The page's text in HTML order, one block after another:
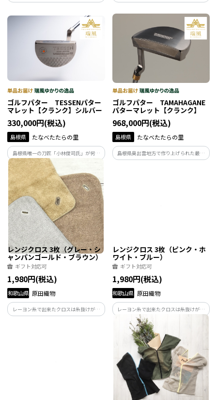
級の”玉鋼鋼材”は、日本屈指のパター職
も折り返し鍛錬した玉鋼鋼材をフェイス
にインサートしました。
ゴルフパター TESSENパター
マレット【クランク】シルバー
330,000円(税込)
島根県 たなべたたらの里
島根県唯一の刀匠「小林俊司氏」が何度
も折り返し鍛錬した玉鋼鋼材をフェイス
にインサートしました。
ゴルフパター TAMAHAGANE
パターマレット【クランク】
968,000円(税込)
島根県 たなべたたらの里
島根県奥出雲地方で作り上げられた最高
級の”玉鋼鋼材”は、日本屈指のパター職
レンジクロス 3枚（グレー・シ
ャンパンゴールド・ブラウン）
ギフト対応可
1,980円(税込)
和歌山県 原田織物
レーヨン糸で出来たクロスは糸抜けが無
く、異物混入の心配がなく、何よりも水
レンジクロス 3枚（ピンク・ホ
ワイト・ブルー）
ギフト対応可
1,980円(税込)
和歌山県 原田織物
レーヨン糸で出来たクロスは糸抜けが無
く、異物混入の心配がなく、何よりも水
に濡らして拭くだけで油汚れをそぎ落と
し、ぬるま湯ですすぐだけで汚れがする
りと落ちる洗剤要らずの便利なクロスで
す。